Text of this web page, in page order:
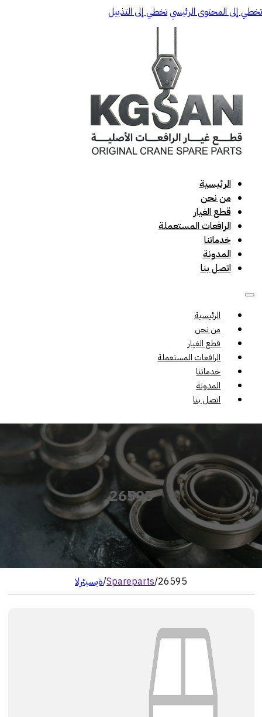
تخطي إلى المحتوى الرئيسيتخطي إلى التذييل
الرئيسية
من نحن
قطع الغيار
الرافعات المستعملة
خدماتنا
المدونة
اتصل بنا
الرئيسية
من نحن
قطع الغيار
الرافعات المستعملة
خدماتنا
المدونة
اتصل بنا
26595
الرئيسية/Spareparts/26595